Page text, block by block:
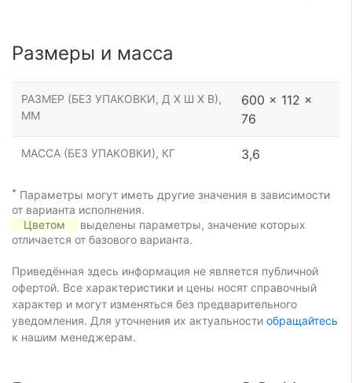
Размеры и масса
РАЗМЕР (БЕЗ УПАКОВКИ, Д Х Ш Х В),
ММ
600 x 112 x
76
МАССА (БЕЗ УПАКОВКИ), КГ 3,6
* Параметры могут иметь другие значения в зависимости
от варианта исполнения.
Цветом
выделены параметры, значение которых
отличается от базового варианта.
Приведённая здесь информация не является публичной
офертой. Все характеристики и цены носят справочный
характер и могут изменяться без предварительного
уведомления. Для уточнения их актуальности обращайтесь
к нашим менеджерам.